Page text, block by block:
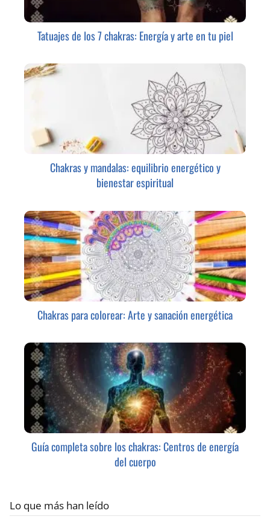
Tatuajes de los 7 chakras: Energía y arte en tu piel
Chakras y mandalas: equilibrio energético y
bienestar espiritual
Chakras para colorear: Arte y sanación energética
Guía completa sobre los chakras: Centros de energía
del cuerpo
Lo que más han leído